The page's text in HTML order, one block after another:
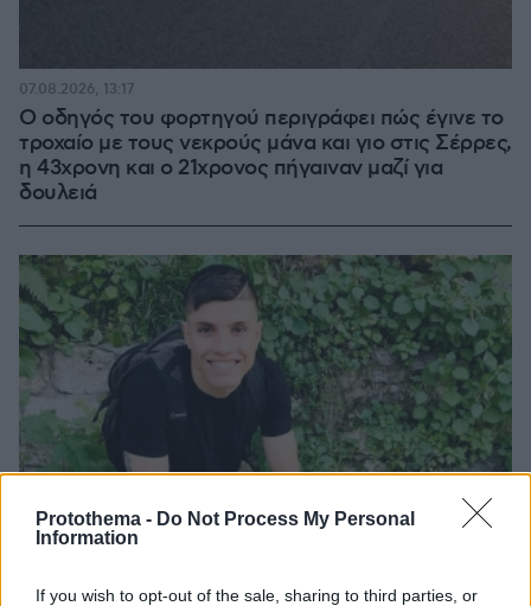
Protothema - Do Not Process My Personal
Information
If you wish to opt-out of the sale, sharing to third parties, or
Ο οδηγός του φορτηγού περιγράφει πώς έγινε το
τροχαίο με τους νεκρούς μάνα και γιο στις Σέρρες,
η 43χρονη και ο 21χρονος πήγαιναν μαζί για
δουλειά
07.08.2026, 13:17